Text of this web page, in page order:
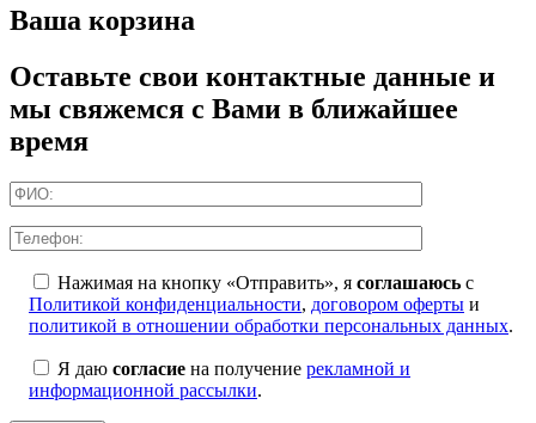
Ваша корзина
Оставьте свои контактные данные и
мы свяжемся с Вами в ближайшее
время
Нажимая на кнопку «Отправить», я соглашаюсь с
Политикой конфиденциальности, договором оферты и
политикой в отношении обработки персональных данных.
Я даю согласие на получение рекламной и
информационной рассылки.